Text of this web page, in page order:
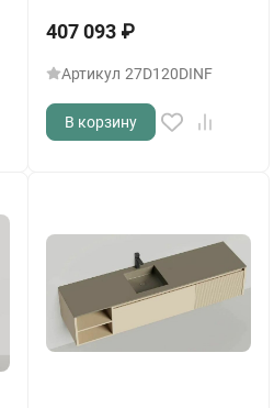
407 093 ₽
Артикул 27D120DINF
В корзину